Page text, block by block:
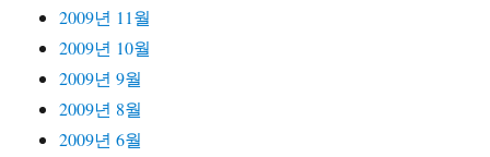
2009년 11월
2009년 10월
2009년 9월
2009년 8월
2009년 6월